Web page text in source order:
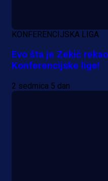
KONFERENCIJSKA LIGA
Evo šta je Zekić
Konferencijske lige!
2 sedmica 5 dan